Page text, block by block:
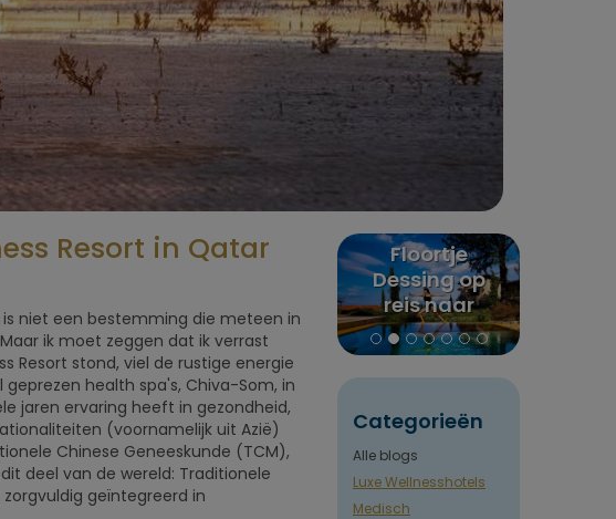
Resort in Qatar
is niet een bestemming die meteen in
ik moet zeggen dat ik verrast
Resort stond, viel de rustige energie
health spa's, Chiva-Som, in
jaren ervaring heeft in gezondheid,
(voornamelijk uit Azië)
Chinese Geneeskunde (TCM),
deel van de wereld: Traditionele
geïntegreerd in
Selfcare: 8x
in de natuur
Floortje
reis naar
Euphoria
retreat in
Griekenland
Puurenkuur
review:
Claudia's reis
naar India en
Nepal
Categorieën
Alle blogs
Luxe Wellnesshotels
Medisch